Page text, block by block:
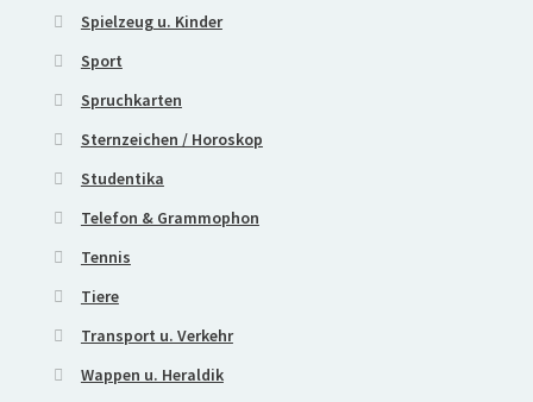
Spielzeug u. Kinder
Sport
Spruchkarten
Sternzeichen / Horoskop
Studentika
Telefon & Grammophon
Tennis
Tiere
Transport u. Verkehr
Wappen u. Heraldik